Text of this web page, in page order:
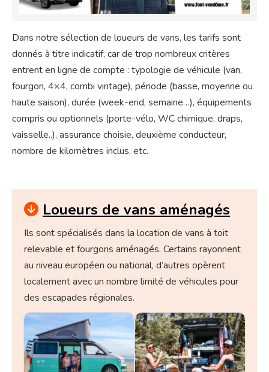
Dans notre sélection de loueurs de vans, les tarifs sont
donnés à titre indicatif, car de trop nombreux critères
entrent en ligne de compte : typologie de véhicule (van,
fourgon, 4×4, combi vintage), période (basse, moyenne ou
haute saison), durée (week-end, semaine…), équipements
compris ou optionnels (porte-vélo, WC chimique, draps,
vaisselle..), assurance choisie, deuxième conducteur,
nombre de kilomètres inclus, etc.
Loueurs de vans aménagés
Ils sont spécialisés dans la location de vans à toit
relevable et fourgons aménagés. Certains rayonnent
au niveau européen ou national, d’autres opèrent
localement avec un nombre limité de véhicules pour
des escapades régionales.